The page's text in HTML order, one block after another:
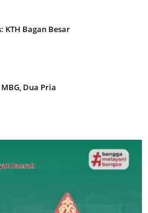
KTH Bagan Besar
Dua Pria